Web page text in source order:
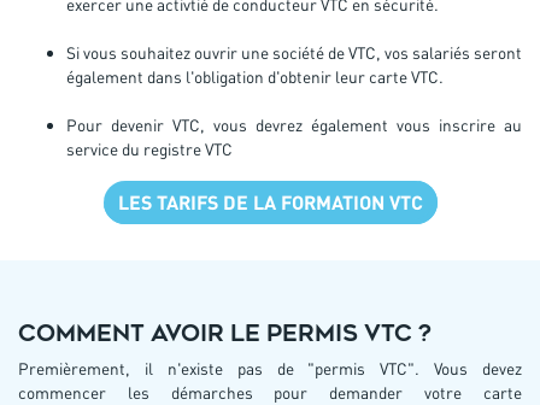
exercer une activtié de conducteur VTC en sécurité.
Si vous souhaitez ouvrir une société de VTC, vos salariés seront
également dans l'obligation d'obtenir leur carte VTC.
Pour devenir VTC, vous devrez également vous inscrire au
service du registre VTC
LES TARIFS DE LA FORMATION VTC
Comment avoir le permis VTC ?
Premièrement, il n'existe pas de "permis VTC". Vous devez
commencer les démarches pour demander votre carte